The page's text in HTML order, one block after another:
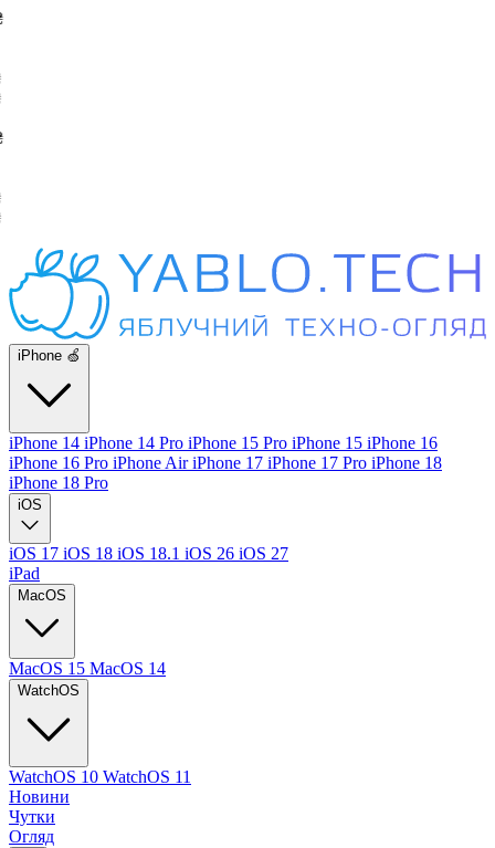
iPhone 🍏
iPhone 14 iPhone 14 Pro iPhone 15 Pro iPhone 15 iPhone 16
iPhone 16 Pro iPhone AiriPhone 17 iPhone 17 Pro iPhone 18
iPhone 18 Pro
iOS
iOS 17 iOS 18 iOS 18.1 iOS 26 iOS 27
iPad
MacOS
MacOS 15 MacOS 14
WatchOS
WatchOS 10 WatchOS 11
Новини
Чутки
Огляд